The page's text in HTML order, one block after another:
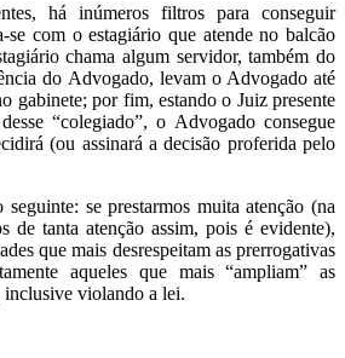
há inúmeros filtros para conseguir
se com o estagiário que atende no balcão
chama algum servidor, também do
do Advogado, levam o Advogado até
gabinete; por fim, estando o Juiz presente
“colegiado”, o Advogado consegue
(ou assinará a decisão proferida pelo
se prestarmos muita atenção (na
de tanta atenção assim, pois é evidente),
que mais desrespeitam as prerrogativas
aqueles que mais “ampliam” as
inclusive violando a lei.